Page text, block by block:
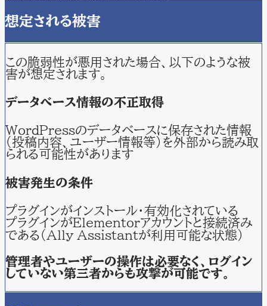
想定される被害
この脆弱性が悪用された場合、以下のような被
害が想定されます。
データベース情報の不正取得
WordPressのデータベースに保存された情報
（投稿内容、ユーザー情報等）を外部から読み取
られる可能性があります
被害発生の条件
プラグインがインストール・有効化されている
プラグインがElementorアカウントと接続済み
である（Ally Assistantが利用可能な状態）
管理者やユーザーの操作は必要なく、ログイン
していない第三者からも攻撃が可能です。